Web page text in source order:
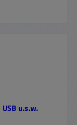
u.s.w.